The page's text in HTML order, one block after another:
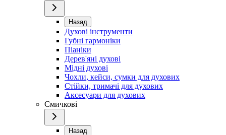
Назад
Духові інструменти
Губні гармоніки
Піаніки
Дерев'яні духові
Мідні духові
Чохли, кейси, сумки для духових
Стійки, тримачі для духових
Аксесуари для духових
Смичкові
Назад